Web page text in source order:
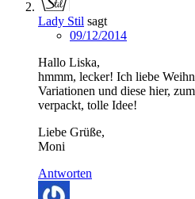
Lady Stil sagt
09/12/2014
Hallo Liska,
hmmm, lecker! Ich liebe
Variationen und diese hier,
verpackt, tolle Idee!
Liebe Grüße,
Moni
Antworten